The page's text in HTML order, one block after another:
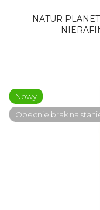
NATUR
Nowy
Obecnie brak na